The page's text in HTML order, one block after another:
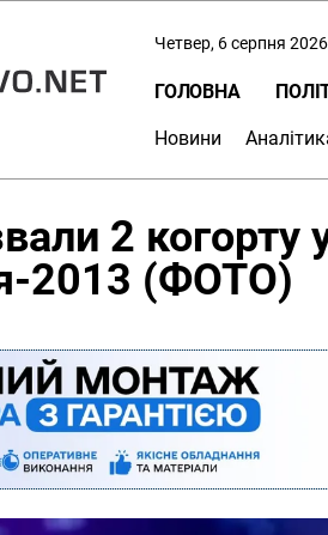
Четвер, 6 серпня 2026
ГОЛОВНА
Новини
2 когорту
2013 (ФОТО)